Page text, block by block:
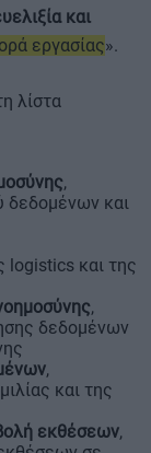
και
εργασίας».
λίστα
,
δεδομένων και
logistics και της
,
δεδομένων
,
και της
εκθέσεων,